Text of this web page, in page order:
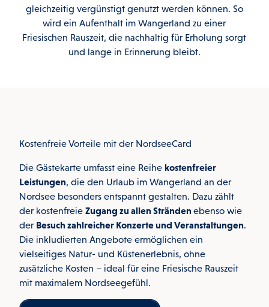
gleichzeitig vergünstigt genutzt werden können. So
wird ein Aufenthalt im Wangerland zu einer
Friesischen Rauszeit, die nachhaltig für Erholung sorgt
und lange in Erinnerung bleibt.
Kostenfreie Vorteile mit der NordseeCard
Die Gästekarte umfasst eine Reihe kostenfreier
Leistungen, die den Urlaub im Wangerland an der
Nordsee besonders entspannt gestalten. Dazu zählt
der kostenfreie Zugang zu allen Stränden ebenso wie
der Besuch zahlreicher Konzerte und Veranstaltungen.
Die inkludierten Angebote ermöglichen ein
vielseitiges Natur- und Küstenerlebnis, ohne
zusätzliche Kosten – ideal für eine Friesische Rauszeit
mit maximalem Nordseegefühl.